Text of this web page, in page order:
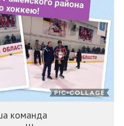
команда